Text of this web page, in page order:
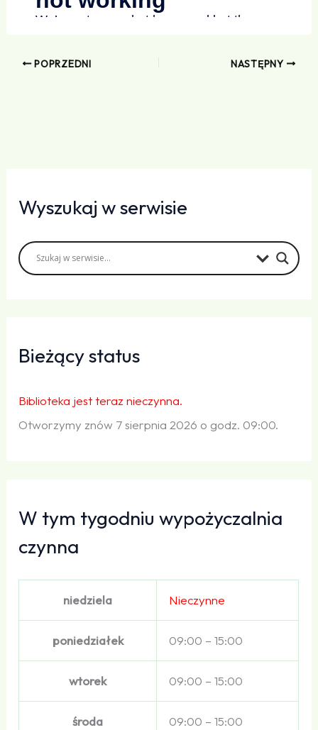
POPRZEDNI NASTĘPNY
Wyszukaj w serwisie
Bieżący status
Biblioteka jest teraz nieczynna.
Otworzymy znów 7 sierpnia 2026 o godz. 09:00.
W tym tygodniu wypożyczalnia
czynna
niedziela Nieczynne
poniedziałek 09:00 – 15:00
wtorek 09:00 – 15:00
środa 09:00 – 15:00